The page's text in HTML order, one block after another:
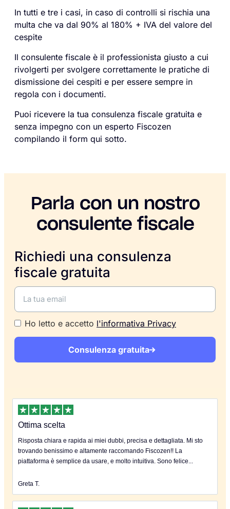
In tutti e tre i casi, in caso di controlli si rischia una
multa che va dal 90% al 180% + IVA del valore del
cespite
Il consulente fiscale è il professionista giusto a cui
rivolgerti per svolgere correttamente le pratiche di
dismissione dei cespiti e per essere sempre in
regola con i documenti.
Puoi ricevere la tua consulenza fiscale gratuita e
senza impegno con un esperto Fiscozen
compilando il form qui sotto.
Parla con un nostro
consulente fiscale
Richiedi una consulenza
fiscale gratuita
Ho letto e accetto l'informativa Privacy
Consulenza gratuita
Ottima scelta
Risposta chiara e rapida ai miei dubbi, precisa e dettagliata. Mi sto
trovando benissimo e altamente raccomando Fiscozen!! La
piattaforma è semplice da usare, e molto intuitiva. Sono felice...
Greta T.